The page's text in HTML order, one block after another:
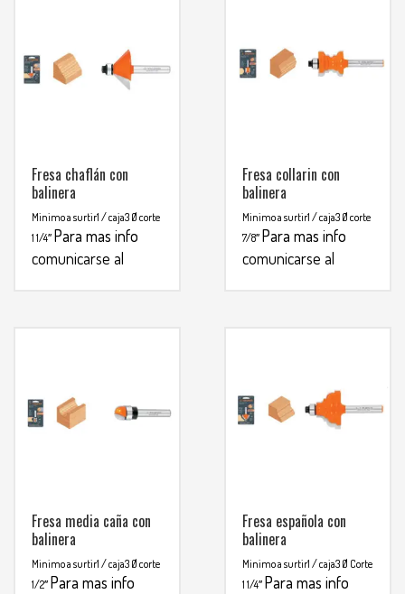
Fresa chaflán con
balinera
Minimo a surtir1 / caja3 Ø corte
1 1/4″ Para mas info
comunicarse al
Fresa collarin con
balinera
Minimo a surtir1 / caja3 Ø corte
7/8″ Para mas info
comunicarse al
Fresa media caña con
balinera
Minimo a surtir1 / caja3 Ø corte
1/2″ Para mas info
Fresa española con
balinera
Minimo a surtir1 / caja3 Ø Corte
1 1/4″ Para mas info